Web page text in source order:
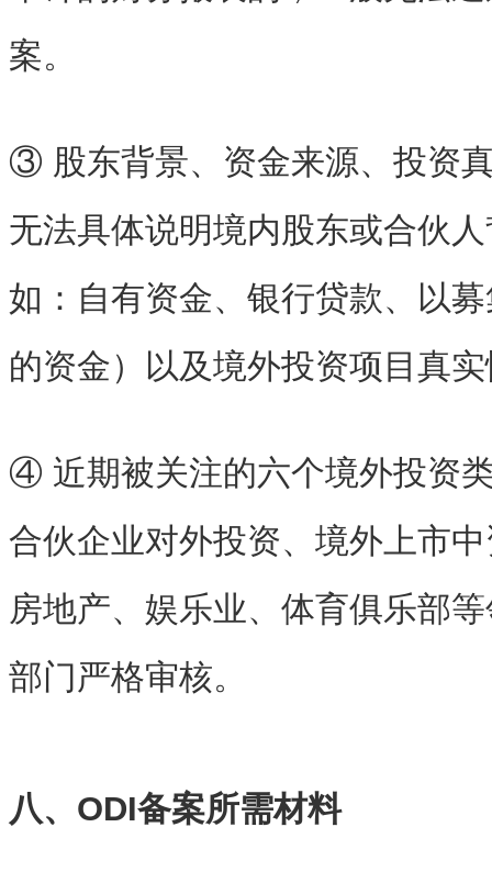
案。
③ 股东背景、资金来源、投资
无法具体说明境内股东或合伙
如：自有资金、银行贷款、以
的资金）以及境外投资项目真
④ 近期被关注的六个境外投资
合伙企业对外投资、境外上市
房地产、娱乐业、体育俱乐部
部门严格审核。
八、ODI备案所需材料